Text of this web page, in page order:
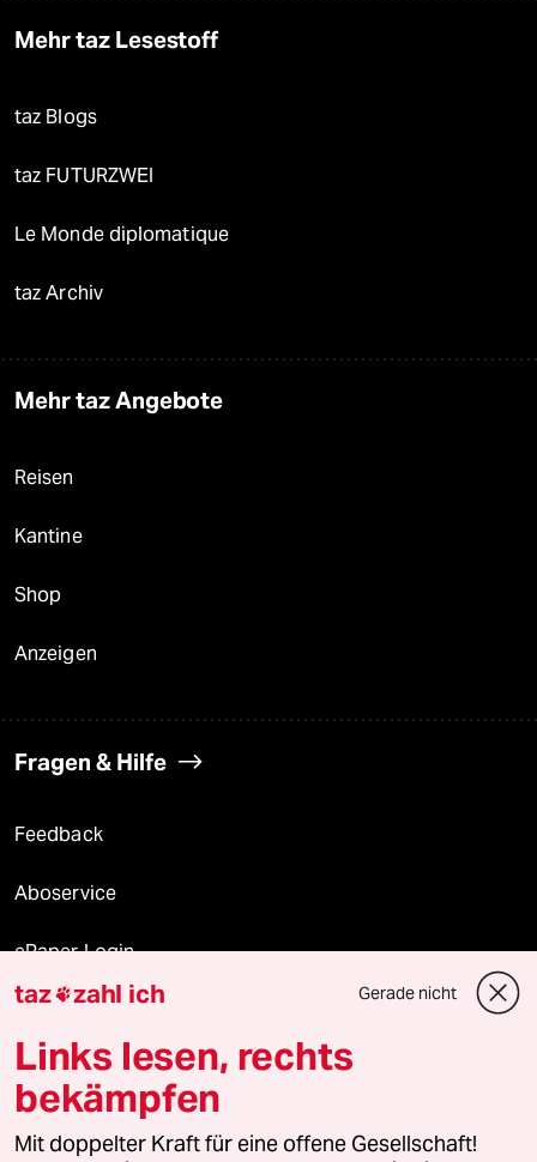
Mehr taz Lesestoff
taz Blogs
taz FUTURZWEI
Le Monde diplomatique
taz Archiv
Mehr taz Angebote
Reisen
Kantine
Shop
Anzeigen
Fragen & Hilfe
Feedback
Aboservice
ePaper Login
Downloads für Abonnierende
© 2026 taz Verlags und Vertriebs GmbH
Alle Rechte vorbehalten. Bei rechtlichen Fragen oder für Genehmigungen
taz zahl ich Gerade nicht
Links lesen, rechts
bekämpfen
Mit doppelter Kraft für eine offene Gesellschaft!